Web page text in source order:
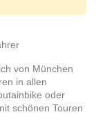
von München
in allen
oder
schönen Touren